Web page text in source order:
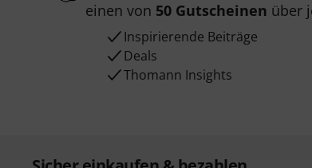
einen von 50 Gutscheinen über
Inspirierende Beiträge
Deals
Thomann Insights